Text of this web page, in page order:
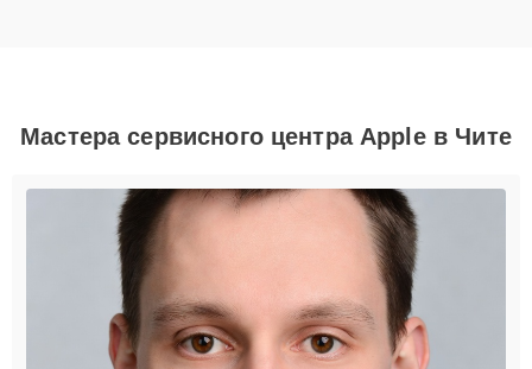
Мастера сервисного центра Apple в Чите